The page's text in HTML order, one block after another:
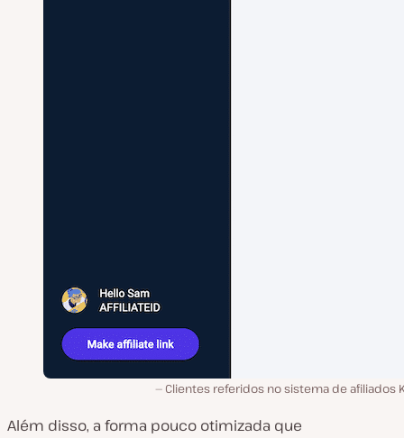
Clientes referidos no sistema de afiliados
Além disso, a forma pouco otimizada que